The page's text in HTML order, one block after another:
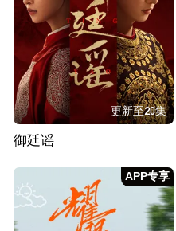
更新至20集
御廷谣
APP专享